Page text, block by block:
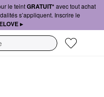
le teintGRATUIT*avec tout achat
s’appliquent. Inscrire le
▸